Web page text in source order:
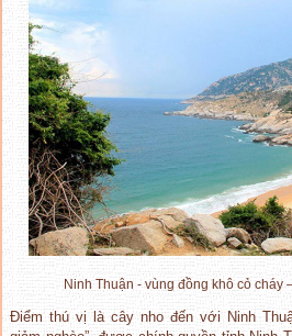
Ninh Thuận - vùng đồng khô cỏ cháy
Điểm thú vị là cây nho đến với Ninh